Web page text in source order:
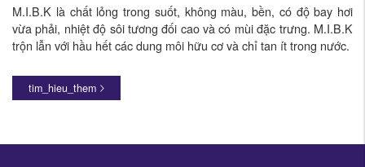
M.I.B.K là chất lỏng trong suốt, không màu, bền, có độ bay hơi
vừa phải, nhiệt độ sôi tương đối cao và có mùi đặc trưng. M.I.B.K
trộn lẫn với hầu hết các dung môi hữu cơ và chỉ tan ít trong nước.
tim_hieu_them